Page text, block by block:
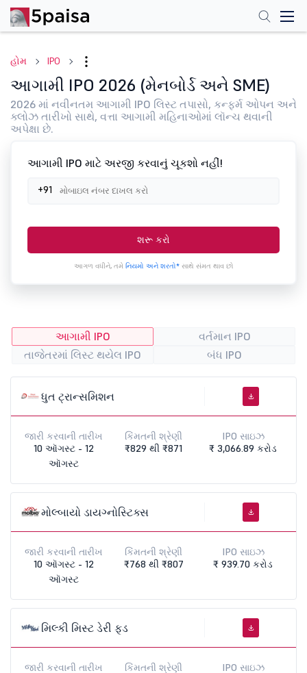
હોમ IPO
આગામી IPO 2026 (મેનબોર્ડ અને SME)
2026 માં નવીનતમ આગામી IPO લિસ્ટ તપાસો, કન્ફર્મ ઓપન અને
ક્લોઝ તારીખો સાથે, વત્તા આગામી મહિનાઓમાં લૉન્ચ થવાની
અપેક્ષા છે.
આગામી IPO માટે અરજી કરવાનું ચૂકશો નહીં!
+91
શરૂ કરો
આગળ વધીને, તમે નિયમો અને શરતો*સાથે સંમત થાવ છો
આગામી IPO
વર્તમાન IPO
તાજેતરમાં લિસ્ટ થયેલ IPO
બંધ IPO
ધુત ટ્રાન્સમિશન
જારી કરવાની તારીખ
10 ઑગસ્ટ - 12
ઑગસ્ટ
કિંમતની શ્રેણી
₹829 થી ₹871
IPO સાઇઝ
₹ 3,066.89 કરોડ
મોલ્બાયો ડાયગ્નોસ્ટિક્સ
જારી કરવાની તારીખ
10 ઑગસ્ટ - 12
ઑગસ્ટ
કિંમતની શ્રેણી
₹768 થી ₹807
IPO સાઇઝ
₹ 939.70 કરોડ
મિલ્કી મિસ્ટ ડેરી ફૂડ
જારી કરવાની તારીખ
કિંમતની શ્રેણી
IPO સાઇઝ